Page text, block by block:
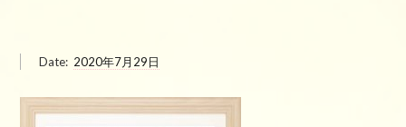
Date: 2020年7月29日